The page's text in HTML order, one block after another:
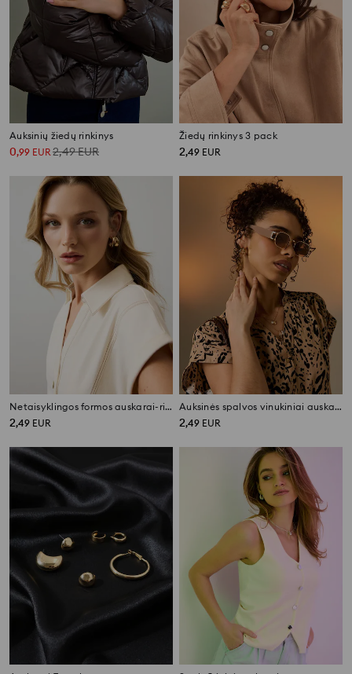
Auksinių žiedų rinkinys
0,99 EUR2,49EUR
Žiedų rinkinys 3 pack
2,49 EUR
Netaisyklingos formos auskarai-rinkės
2,49 EUR
Auksinės spalvos vinukiniai auskarai
2,49 EUR